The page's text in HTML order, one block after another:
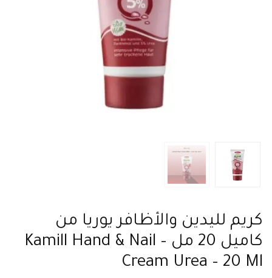
كريم لليدين والأظافر يوريا من
كاميل 20 مل – Kamill Hand & Nail
Cream Urea – 20 Ml